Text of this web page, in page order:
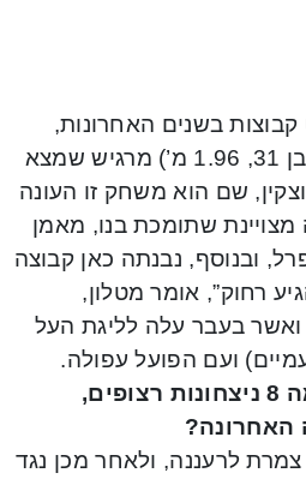
בשנים האחרונות,
הכדורסלן נועם מטלון (בן 31, 1.96 מ’) מרגיש שמצא
שם הוא משחק זו העונה
מצויינת שתומכת בנו, מאמן
ובנוסף, נבנתה כאן קבוצה
רחוק”, אומר מטלון,
ואשר בעבר עלה לליגת העל
ועם הפועל עפולה.
לאחר שהקבוצה רשמה 8 ניצחונות רצופים,
האחרונה?
לרעננה, ולאחר מכן נגד